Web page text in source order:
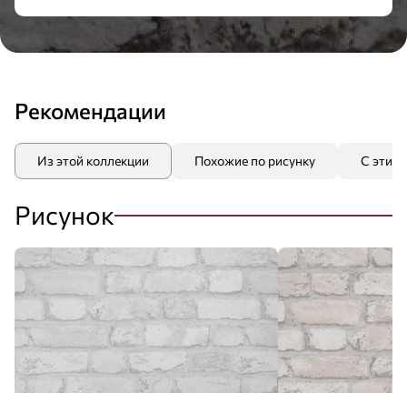
Рекомендации
Из этой коллекции Похожие по рисунку С этим
Рисунок